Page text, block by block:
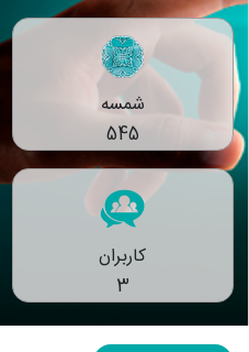
شمسه
545
کاربران
3